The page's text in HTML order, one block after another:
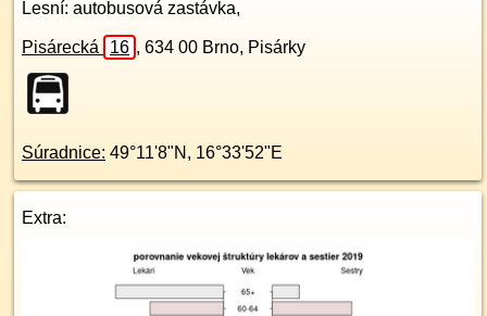
Lesní: autobusová zastávka,
Pisárecká 16 , 634 00 Brno, Pisárky
Súradnice: 49°11'8"N , 16°33'52"E
Extra: